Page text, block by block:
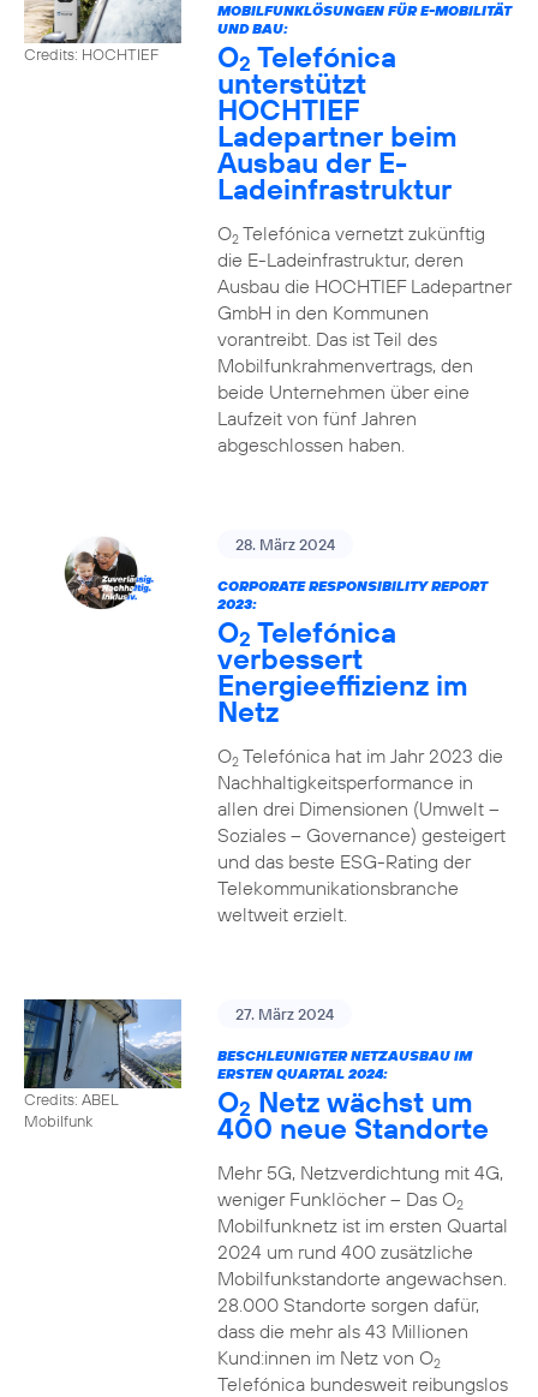
Credits: HOCHTIEF
MOBILFUNKLÖSUNGEN FÜR E-MOBILITÄT
UND BAU:
O2 Telefónica
unterstützt
HOCHTIEF
Ladepartner beim
Ausbau der E-
Ladeinfrastruktur
O2Telefónica vernetzt zukünftig
die E-Ladeinfrastruktur, deren
Ausbau die HOCHTIEF Ladepartner
GmbH in den Kommunen
vorantreibt. Das ist Teil des
Mobilfunkrahmenvertrags, den
beide Unternehmen über eine
Laufzeit von fünf Jahren
abgeschlossen haben.
28. März 2024
CORPORATE RESPONSIBILITY REPORT
2023:
O2 Telefónica
verbessert
Energieeffizienz im
Netz
O2Telefónica hat im Jahr 2023 die
Nachhaltigkeitsperformance in
allen drei Dimensionen (Umwelt –
Soziales – Governance) gesteigert
und das beste ESG-Rating der
Telekommunikationsbranche
weltweit erzielt.
Credits: ABEL
Mobilfunk
27. März 2024
BESCHLEUNIGTER NETZAUSBAU IM
ERSTEN QUARTAL 2024:
O2 Netz wächst um
400 neue Standorte
Mehr 5G, Netzverdichtung mit 4G,
weniger Funklöcher – Das O2
Mobilfunknetz ist im ersten Quartal
2024 um rund 400 zusätzliche
Mobilfunkstandorte angewachsen.
28.000 Standorte sorgen dafür,
dass die mehr als 43 Millionen
Kund:innen im Netz von O2
Telefónica bundesweit reibungslos